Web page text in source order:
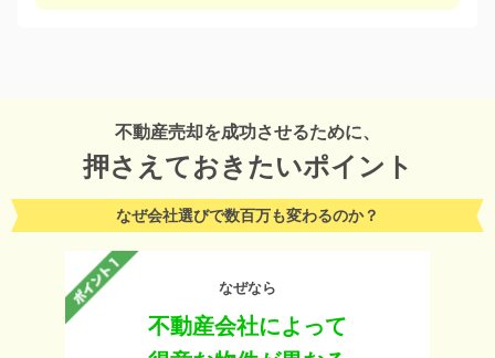
不動産売却を成功させるために、
押さえておきたいポイント
なぜ会社選びで数百万も変わるのか？
なぜなら
不動産会社によって